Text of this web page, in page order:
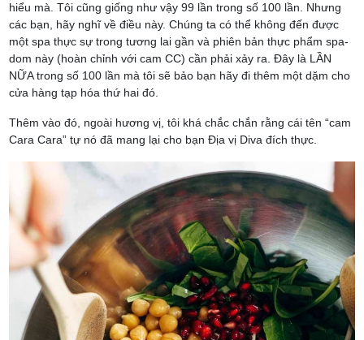
hiểu mà. Tôi cũng giống như vậy 99 lần trong số 100 lần. Nhưng
các bạn, hãy nghĩ về điều này. Chúng ta có thể không đến được
một spa thực sự trong tương lai gần và phiên bản thực phẩm spa-
dom này (hoàn chỉnh với cam CC) cần phải xảy ra. Đây là LẦN
NỮA trong số 100 lần mà tôi sẽ bảo bạn hãy đi thêm một dặm cho
cửa hàng tạp hóa thứ hai đó.
Thêm vào đó, ngoài hương vị, tôi khá chắc chắn rằng cái tên “cam
Cara Cara” tự nó đã mang lại cho bạn Địa vị Diva đích thực.